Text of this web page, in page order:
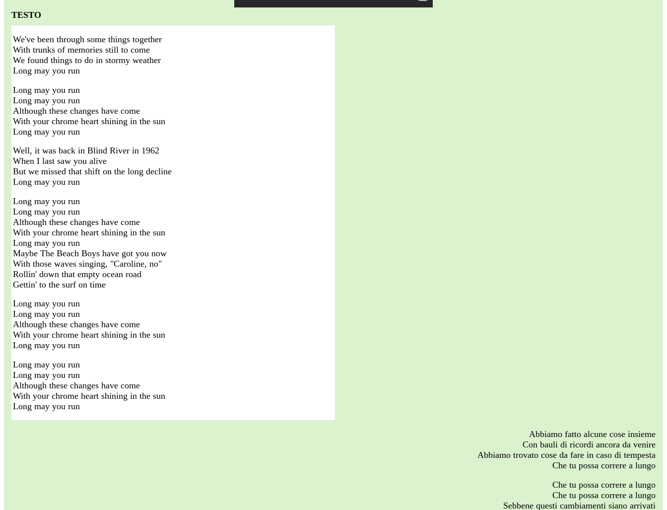
TESTO
We've been through some things together
With trunks of memories still to come
We found things to do in stormy weather
Long may you run
Long may you run
Long may you run
Although these changes have come
With your chrome heart shining in the sun
Long may you run
Well, it was back in Blind River in 1962
When I last saw you alive
But we missed that shift on the long decline
Long may you run
Long may you run
Long may you run
Although these changes have come
With your chrome heart shining in the sun
Long may you run
Maybe The Beach Boys have got you now
With those waves singing, "Caroline, no"
Rollin' down that empty ocean road
Gettin' to the surf on time
Long may you run
Long may you run
Although these changes have come
With your chrome heart shining in the sun
Long may you run
Long may you run
Long may you run
Although these changes have come
With your chrome heart shining in the sun
Long may you run
Abbiamo fatto alcune cose insieme
Con bauli di ricordi ancora da venire
Abbiamo trovato cose da fare in caso di tempesta
Che tu possa correre a lungo
Che tu possa correre a lungo
Che tu possa correre a lungo
Sebbene questi cambiamenti siano arrivati